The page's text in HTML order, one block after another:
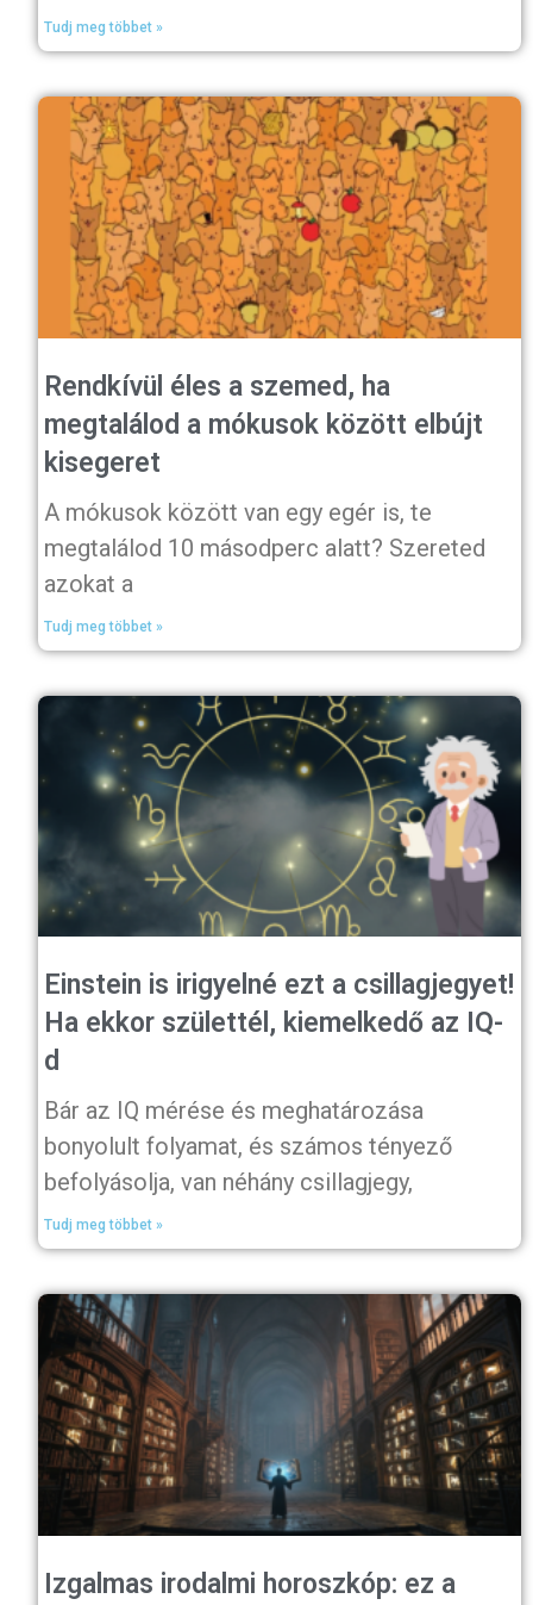
Tudj meg többet »
Rendkívül éles a szemed, ha
megtalálod a mókusok között elbújt
kisegeret
A mókusok között van egy egér is, te
megtalálod 10 másodperc alatt? Szereted
azokat a
Tudj meg többet »
Einstein is irigyelné ezt a csillagjegyet!
Ha ekkor születtél, kiemelkedő az IQ-
d
Bár az IQ mérése és meghatározása
bonyolult folyamat, és számos tényező
befolyásolja, van néhány csillagjegy,
Tudj meg többet »
Izgalmas irodalmi horoszkóp: ez a